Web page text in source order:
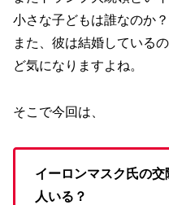
小さな子どもは誰なのか
また、彼は結婚している
ど気になりますよね。
そこで今回は、
イーロンマスク氏の
人いる？